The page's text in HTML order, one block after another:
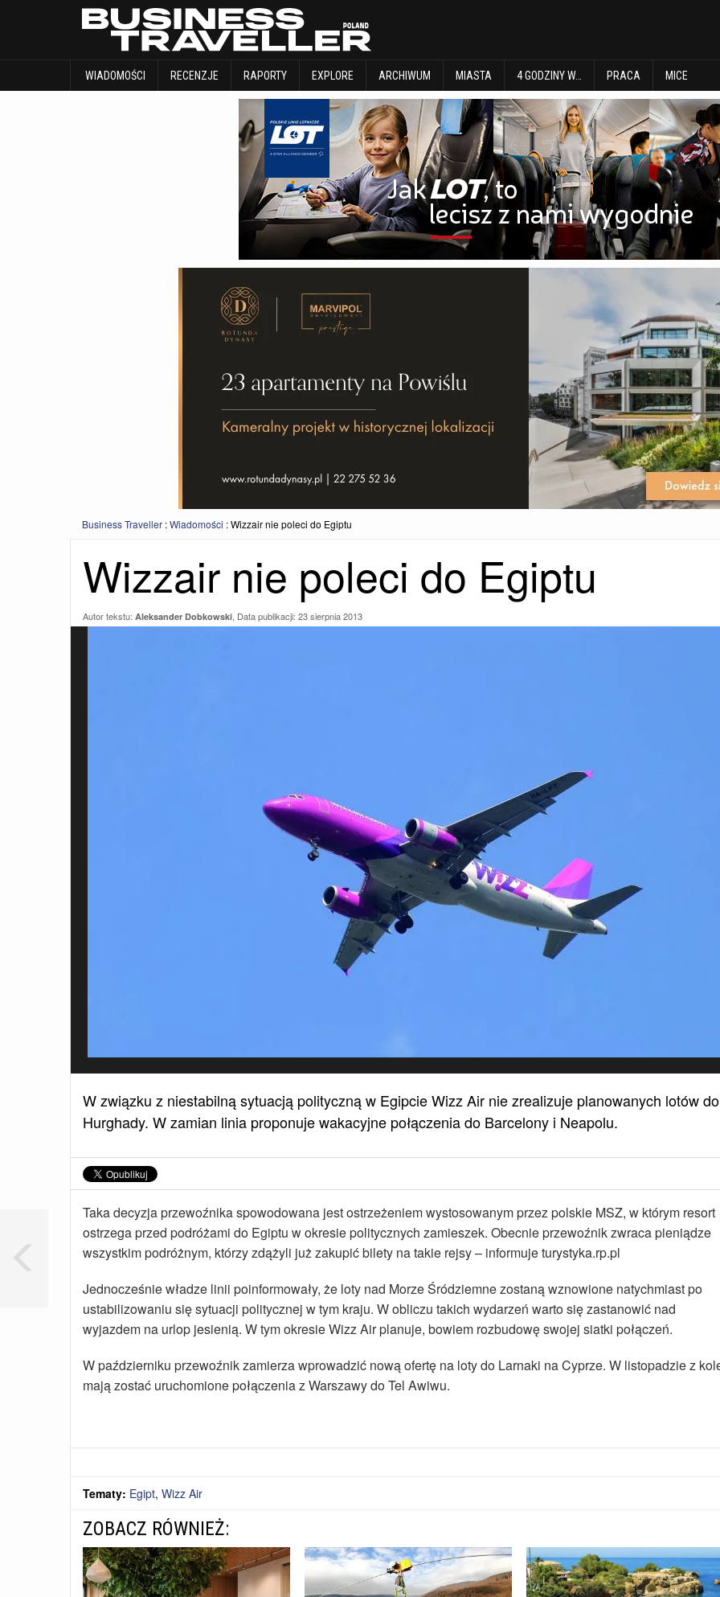
WIADOMOŚCI RECENZJE RAPORTY EXPLORE ARCHIWUM MIASTA 4 GODZINY W… PRACA MICE
WIADOMOŚCI RECENZJE
Business Traveller :Wiadomości :Wizzair nie poleci do Egiptu
Wizzair nie poleci do Egiptu
Autor tekstu: Aleksander Dobkowski, Data publikacji: 23 sierpnia 2013
W związku z niestabilną sytuacją polityczną w Egipcie Wizz Air nie zrealizuje planowanych lotów do
Hurghady. W zamian linia proponuje wakacyjne połączenia do Barcelony i Neapolu.
Taka decyzja przewoźnika spowodowana jest ostrzeżeniem wystosowanym przez polskie MSZ, w którym resort
ostrzega przed podróżami do Egiptu w okresie politycznych zamieszek. Obecnie przewoźnik zwraca pieniądze
wszystkim podróżnym, którzy zdążyli już zakupić bilety na takie rejsy – informuje turystyka.rp.pl
Jednocześnie władze linii poinformowały, że loty nad Morze Śródziemne zostaną wznowione natychmiast po
ustabilizowaniu się sytuacji politycznej w tym kraju. W obliczu takich wydarzeń warto się zastanowić nad
wyjazdem na urlop jesienią. W tym okresie Wizz Air planuje, bowiem rozbudowę swojej siatki połączeń.
W październiku przewoźnik zamierza wprowadzić nową ofertę na loty do Larnaki na Cyprze. W listopadzie z
mają zostać uruchomione połączenia z Warszawy do Tel Awiwu.
Tematy: Egipt, Wizz Air
ZOBACZ RÓWNIEŻ: